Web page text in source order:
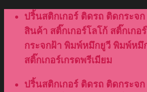
Skip
content
ปริ้นสติกเกอร์ ติดรถ ติดกระจ
สินค้า สติ๊กเกอร์โลโก้ สติ๊กเกอ
กระจกฝ้า พิมพ์หมึกยูวี พิมพ์หมึ
สติ๊กเกอร์เกรดพรีเมียม
ปริ้นสติกเกอร์ ติดรถ ติดกระจ